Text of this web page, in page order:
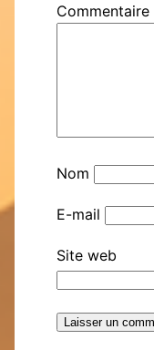
Commentaire
Nom
E-mail
Site web